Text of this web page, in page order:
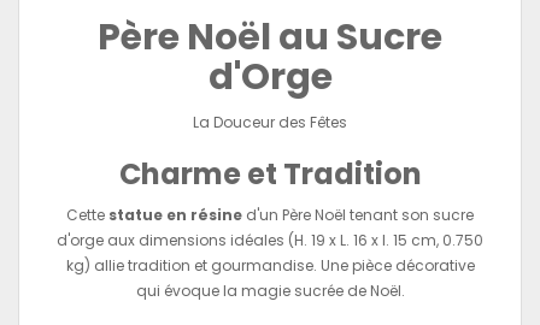
Père Noël au Sucre
d'Orge
La Douceur des Fêtes
Charme et Tradition
Cette statue en résine d'un Père Noël tenant son sucre
d'orge aux dimensions idéales (H. 19 x L. 16 x l. 15 cm, 0.750
kg) allie tradition et gourmandise. Une pièce décorative
qui évoque la magie sucrée de Noël.